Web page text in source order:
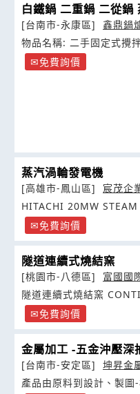
白鐵鍋 二重鍋 二從鍋
[台南市-永康區]
鑫鼎鍋
免費詢價
蒸汽渦輪發電機
[高雄市-鳳山區]
宸茂企
HITACHI
免費詢價
隧道連續式燒結窯
[桃園市-八德區]
富國國
隧道連續式燒結窯
免費詢價
金屬加工 -五金沖壓深
[台南市-安定區]
坤昇金
產品由原料到設計、製